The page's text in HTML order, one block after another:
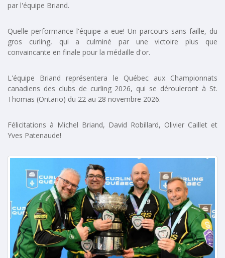
par l'équipe Briand.
Quelle performance l'équipe a eue! Un parcours sans faille, du
gros curling, qui a culminé par une victoire plus que
convaincante en finale pour la médaille d'or.
L'équipe Briand représentera le Québec aux Championnats
canadiens des clubs de curling 2026, qui se dérouleront à St.
Thomas (Ontario) du 22 au 28 novembre 2026.
Félicitations à Michel Briand, David Robillard, Olivier Caillet et
Yves Patenaude!